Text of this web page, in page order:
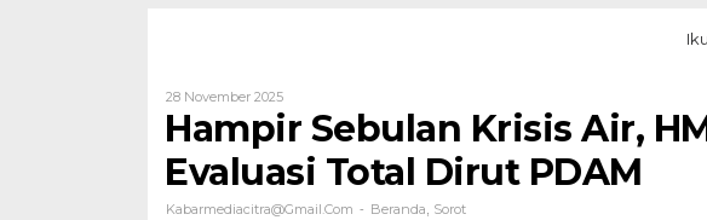
28 November 2025Oleh
Kabarmediacitra@gmail.com
Hampir Sebulan Krisis Air,
Evaluasi Total Dirut PDAM
Kabarmediacitra@gmail.com - Beranda Sorot